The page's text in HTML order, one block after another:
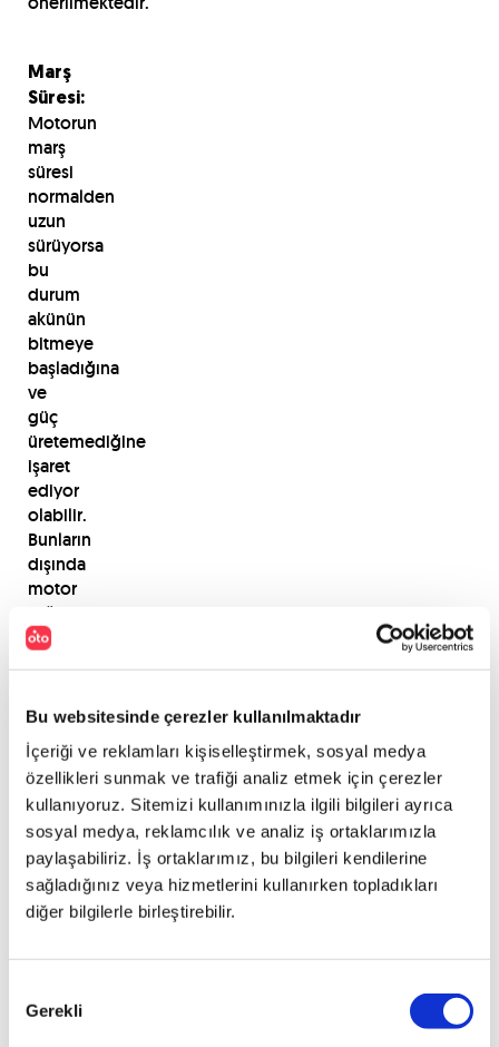
Bu websitesinde çerezler kullanılmaktadır
İçeriği ve reklamları kişiselleştirmek, sosyal medya
özellikleri sunmak ve trafiği analiz etmek için çerezler
kullanıyoruz. Sitemizi kullanımınızla ilgili bilgileri ayrıca
sosyal medya, reklamcılık ve analiz iş ortaklarımızla
paylaşabiliriz. İş ortaklarımız, bu bilgileri kendilerine
sağladığınız veya hizmetlerini kullanırken topladıkları
diğer bilgilerle birleştirebilir.
Seçimi
Gerekli
Marş
Süresi:
Motorun
marş
süresi
normalden
uzun
sürüyorsa
bu
durum
akünün
bitmeye
başladığına
ve
güç
üretemediğine
işaret
ediyor
olabilir.
Bunların
dışında
motor
ışığının
uyarı
yaptığı
düşük
seviyeli
akü
sıvısı
ve
araç
ışıklarının
daha
olması